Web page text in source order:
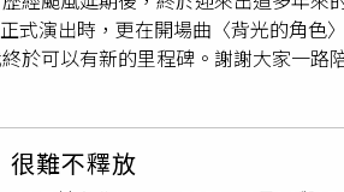
節選香，VIBES鼓勵大家依照每天
氛圍淡香精系列，共推出Happy
氣。（圖／品牌提供）需要衝勁時
動力的木質辛香調；想替疲憊身心
氣息。​假日想放空時，「Chill Zone
療癒時光」透過黑醋栗、玫瑰、茉
選擇葡萄柚、鈴蘭與茉莉交織而成的
「我來朝聖的，看看什麼叫生活中的
睽違半年終於合體！蕭景鴻洩心聲「我
光 自嘲：像宿醉． 藍正龍昔使喚S
式演出時，更在開場曲〈背光的角色
於可以有新的里程碑。謝謝大家一路
給大家聽。」演唱會原定7月11、12
，並獻唱〈分合〉，引爆全場尖叫。
難不釋放